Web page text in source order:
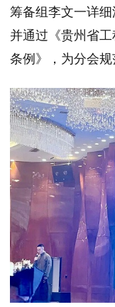
筹备组李文一详
并通过《贵州省
条例》，为分会规